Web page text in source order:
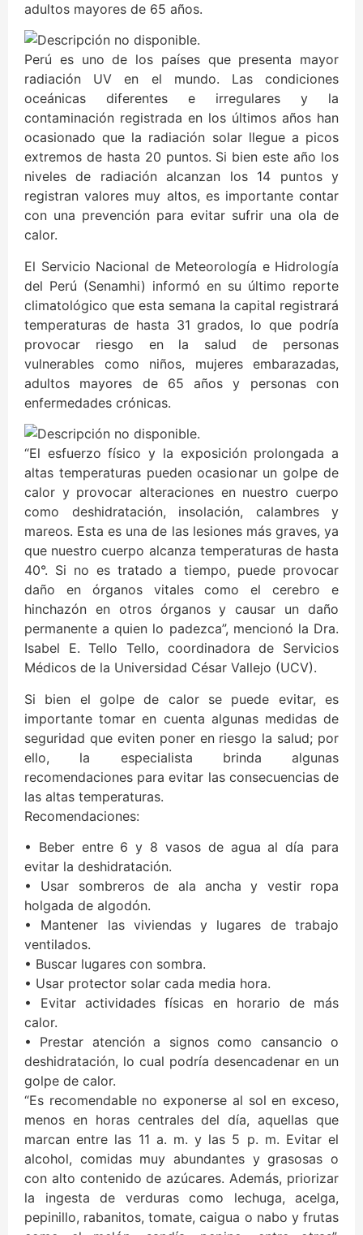
adultos mayores de 65 años.
Perú es uno de los países que presenta mayor
radiación UV en el mundo. Las condiciones
oceánicas diferentes e irregulares y la
contaminación registrada en los últimos años han
ocasionado que la radiación solar llegue a picos
extremos de hasta 20 puntos. Si bien este año los
niveles de radiación alcanzan los 14 puntos y
registran valores muy altos, es importante contar
con una prevención para evitar sufrir una ola de
calor.
El Servicio Nacional de Meteorología e Hidrología
del Perú (Senamhi) informó en su último reporte
climatológico que esta semana la capital registrará
temperaturas de hasta 31 grados, lo que podría
provocar riesgo en la salud de personas
vulnerables como niños, mujeres embarazadas,
adultos mayores de 65 años y personas con
enfermedades crónicas.
“El esfuerzo físico y la exposición prolongada a
altas temperaturas pueden ocasionar un golpe de
calor y provocar alteraciones en nuestro cuerpo
como deshidratación, insolación, calambres y
mareos. Esta es una de las lesiones más graves, ya
que nuestro cuerpo alcanza temperaturas de hasta
40°. Si no es tratado a tiempo, puede provocar
daño en órganos vitales como el cerebro e
hinchazón en otros órganos y causar un daño
permanente a quien lo padezca”, mencionó la Dra.
Isabel E. Tello Tello, coordinadora de Servicios
Médicos de la Universidad César Vallejo (UCV).
Si bien el golpe de calor se puede evitar, es
importante tomar en cuenta algunas medidas de
seguridad que eviten poner en riesgo la salud; por
ello, la especialista brinda algunas
recomendaciones para evitar las consecuencias de
las altas temperaturas.
Recomendaciones:
• Beber entre 6 y 8 vasos de agua al día para
evitar la deshidratación.
• Usar sombreros de ala ancha y vestir ropa
holgada de algodón.
• Mantener las viviendas y lugares de trabajo
ventilados.
• Buscar lugares con sombra.
• Usar protector solar cada media hora.
• Evitar actividades físicas en horario de más
calor.
• Prestar atención a signos como cansancio o
deshidratación, lo cual podría desencadenar en un
golpe de calor.
“Es recomendable no exponerse al sol en exceso,
menos en horas centrales del día, aquellas que
marcan entre las 11 a. m. y las 5 p. m. Evitar el
alcohol, comidas muy abundantes y grasosas o
con alto contenido de azúcares. Además, priorizar
la ingesta de verduras como lechuga, acelga,
pepinillo, rabanitos, tomate, caigua o nabo y frutas